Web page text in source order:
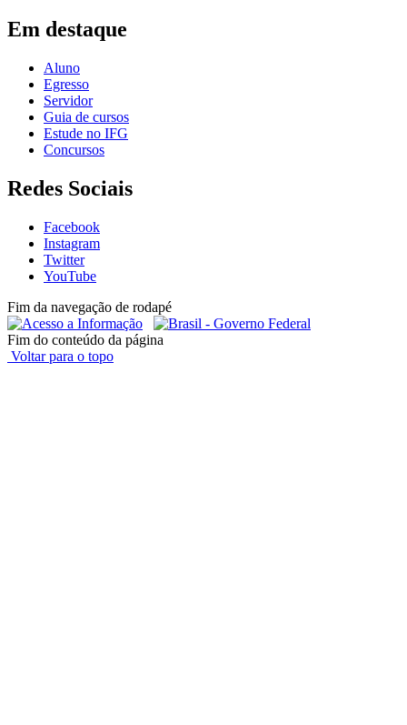
Em destaque
Aluno
Egresso
Servidor
Guia de cursos
Estude no IFG
Concursos
Redes Sociais
Facebook
Instagram
Twitter
YouTube
Fim da navegação de rodapé
Fim do conteúdo da página
Voltar para o topo